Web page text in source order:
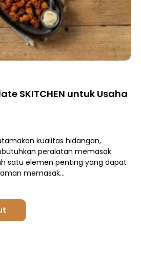
SKITCHEN untuk Usaha
kualitas hidangan,
peralatan memasak
satu elemen penting yang dapat
memasak…